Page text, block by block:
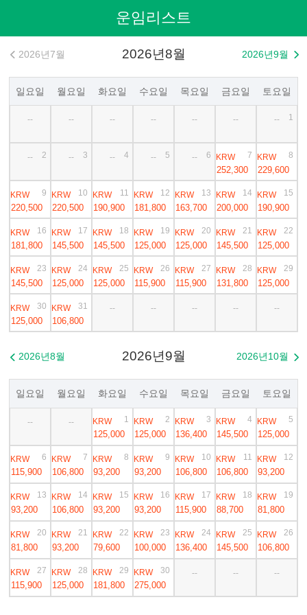
운임리스트
2026년8월
 2026년7월 2026년9월 
일요일 월요일 화요일 수요일 목요일 금요일 토요일
-- -- -- -- -- -- -- 1
-- 2 -- 3 -- 4 -- 5 -- 6 KRW
252,300
7 KRW
229,600
8
KRW
220,500
9 KRW
220,500
10 KRW
190,900
11 KRW
181,800
12 KRW
163,700
13 KRW
200,000
14 KRW
190,900
15
KRW
181,800
16 KRW
145,500
17 KRW
145,500
18 KRW
125,000
19 KRW
125,000
20 KRW
145,500
21 KRW
125,000
22
KRW
145,500
23 KRW
125,000
24 KRW
125,000
25 KRW
115,900
26 KRW
115,900
27 KRW
131,800
28 KRW
125,000
29
KRW
125,000
30 KRW
106,800
31 -- -- -- -- --
2026년9월
 2026년8월 2026년10월 
일요일 월요일 화요일 수요일 목요일 금요일 토요일
-- -- KRW
125,000
1 KRW
125,000
2 KRW
136,400
3 KRW
145,500
4 KRW
125,000
5
KRW
115,900
6 KRW
106,800
7 KRW
93,200
8 KRW
93,200
9 KRW
106,800
10 KRW
106,800
11 KRW
93,200
12
KRW
93,200
13 KRW
106,800
14 KRW
93,200
15 KRW
93,200
16 KRW
115,900
17 KRW
88,700
18 KRW
81,800
19
KRW
81,800
20 KRW
93,200
21 KRW
79,600
22 KRW
100,000
23 KRW
136,400
24 KRW
145,500
25 KRW
106,800
26
KRW
115,900
27 KRW
125,000
28 KRW
181,800
29 KRW
275,000
30 -- -- --